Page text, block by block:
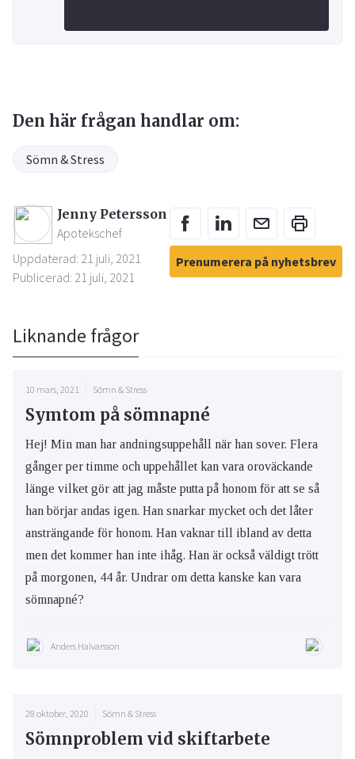
Den här frågan handlar om:
Sömn & Stress
Jenny Petersson
Apotekschef
Uppdaterad: 21 juli, 2021
Publicerad: 21 juli, 2021
Prenumerera på nyhetsbrev
Liknande frågor
10 mars, 2021 Sömn & Stress
Symtom på sömnapné
Hej! Min man har andningsuppehåll när han sover. Flera
gånger per timme och uppehållet kan vara oroväckande
länge vilket gör att jag måste putta på honom för att se så
han börjar andas igen. Han snarkar mycket och det låter
ansträngande för honom. Han vaknar till ibland av detta
men det kommer han inte ihåg. Han är också väldigt trött
på morgonen, 44 år. Undrar om detta kanske kan vara
sömnapné?
Anders Halvarsson
28 oktober, 2020 Sömn & Stress
Sömnproblem vid skiftarbete